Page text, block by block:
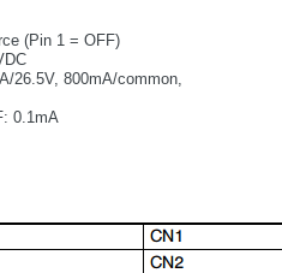
(Pin 1 = OFF)
26.5V, 800mA/common,
0.1mA